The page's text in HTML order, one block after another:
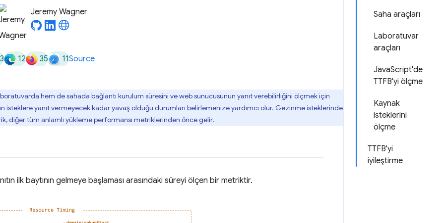
Saha araçları
Laboratuvar
araçları
JavaScript'de
TTFB'yi ölçme
Kaynak
isteklerini
ölçme
TTFB'yi
iyileştirme
Jeremy Wagner
12 35 11Source
hem de sahada bağlantı kurulum süresini ve web sunucusunun yanıt verebilirliğini ölçmek için
isteklere yanıt vermeyecek kadar yavaş olduğu durumları belirlemenize yardımcı olur. Gezinme isteklerinde
diğer tüm anlamlı yükleme performansı metriklerinden önce gelir.
ilk baytının gelmeye başlaması arasındaki süreyi ölçen bir metriktir.